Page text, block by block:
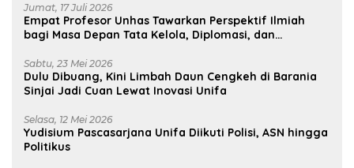
Jumat, 17 Juli 2026
Empat Profesor Unhas Tawarkan Perspektif Ilmiah
bagi Masa Depan Tata Kelola, Diplomasi, dan
Sabtu, 23 Mei 2026
Dulu Dibuang, Kini Limbah Daun Cengkeh di Barania
Sinjai Jadi Cuan Lewat Inovasi Unifa
Selasa, 12 Mei 2026
Yudisium Pascasarjana Unifa Diikuti Polisi, ASN hingga
Politikus